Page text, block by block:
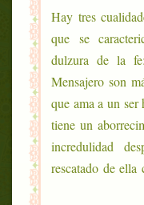
“Hay tres
que se
dulzura de la
Mensajero son
que ama a un
tiene un
incredulidad
rescatado de